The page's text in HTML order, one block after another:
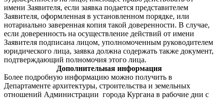
имени Заявителя, если заявка подается представителем
Заявителя, оформленная в установленном порядке, или
нотариально заверенная копия такой доверенности. В случае,
если доверенность на осуществление действий от имени
Заявителя подписана лицом, уполномоченным руководителем
юридического лица, заявка должна содержать также документ,
подтверждающий полномочия этого лица.
Дополнительная информация
Более подробную информацию можно получить в
Департаменте архитектуры, строительства и земельных
отношений Администрации города Кургана в рабочие дни с